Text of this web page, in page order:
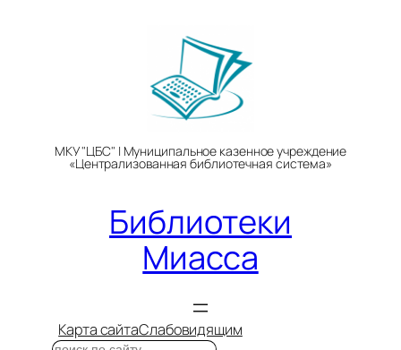
МКУ "ЦБС" | Муниципальное казенное учреждение
«Централизованная библиотечная система»
Библиотеки
Миасса
Карта сайтаСлабовидящим
Поиск